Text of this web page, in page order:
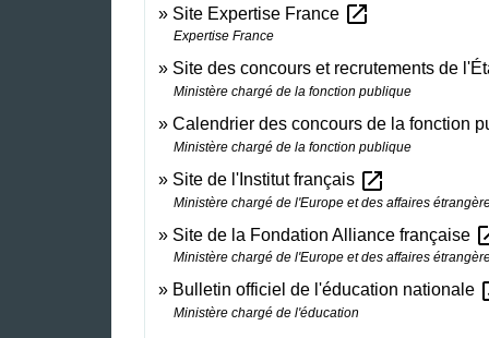
Site Expertise France open_in_new
Expertise France
Site des concours et recrutements de
Ministère chargé de la fonction publique
Calendrier des concours de la fonction
Ministère chargé de la fonction publique
Site de l'Institut français open_in_new
Ministère chargé de l'Europe et des affaires
Site de la Fondation Alliance française
Ministère chargé de l'Europe et des affaires
Bulletin officiel de l'éducation nationale
Ministère chargé de l'éducation